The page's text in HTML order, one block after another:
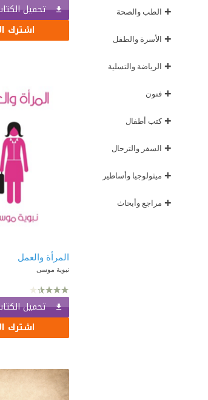
+ الطب والصحة
+ الأسرة والطفل
+ الرياضة والتسلية
+ فنون
+كتب أطفال
+ السفر والترحال
+ ميثولوجيا وأساطير
+ مراجع وأبحاث
تحميل
اشترك
المرأة والعمل
نبوية موسى
تحميل
اشترك